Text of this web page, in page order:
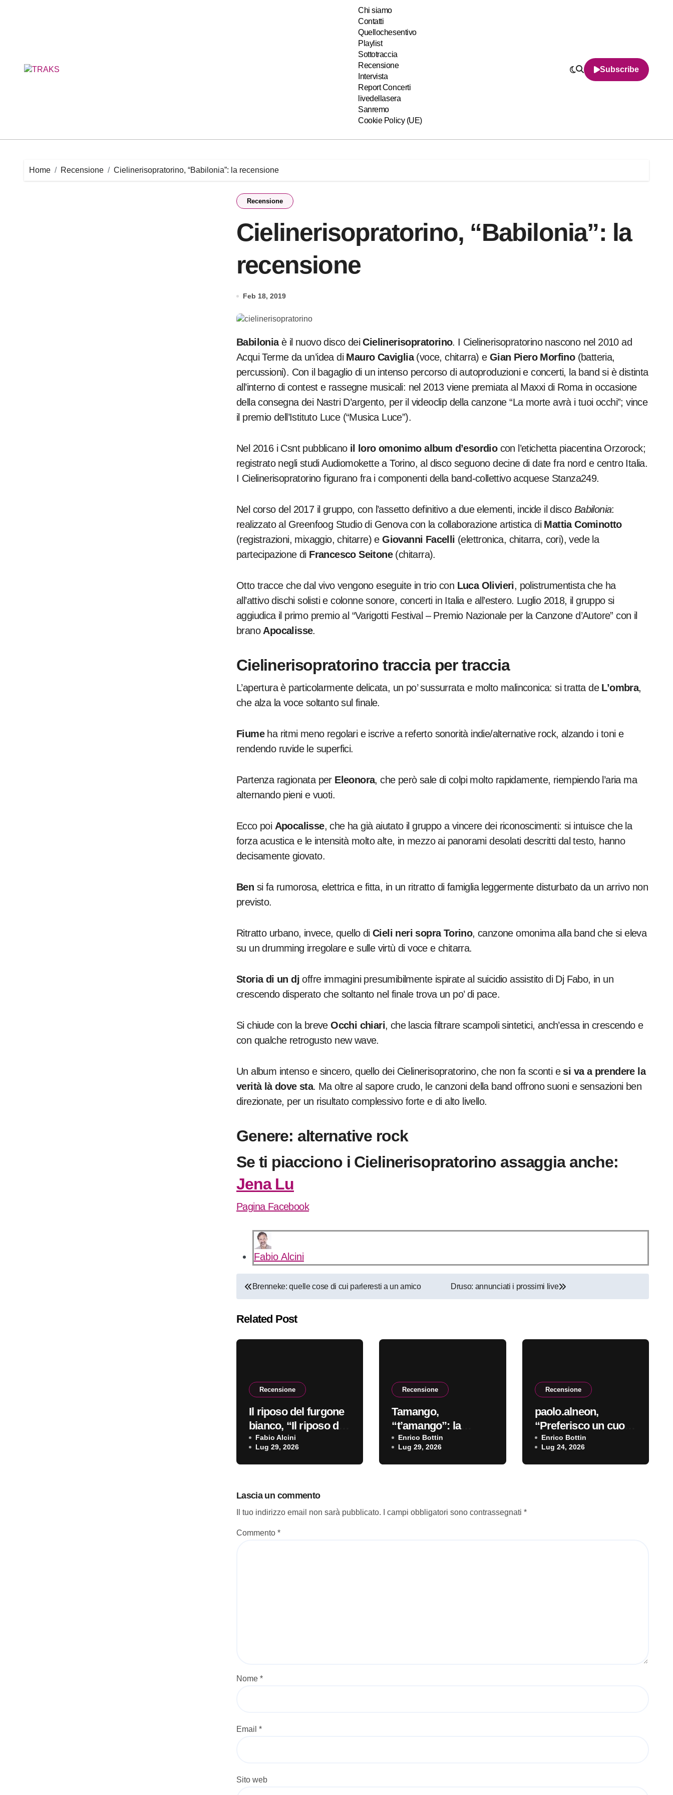
Chi siamo
Contatti
Quellochesentivo
Playlist
Sottotraccia
Recensione
Intervista
Report Concerti
livedellasera
Sanremo
Cookie Policy (UE)
Subscribe
Home Recensione Cielinerisopratorino, “Babilonia”: la recensione
Recensione
Cielinerisopratorino, “Babilonia”: la
recensione
Feb 18, 2019
Babiloniaè il nuovo disco deiCielinerisopratorino. I Cielinerisopratorino nascono nel 2010 ad
Acqui Terme da un’idea di Mauro Caviglia(voce, chitarra) eGian Piero Morfino(batteria,
percussioni). Con il bagaglio di un intenso percorso di autoproduzioni e concerti, la band si è distinta
all’interno di contest e rassegne musicali: nel 2013 viene premiata al Maxxi di Roma in occasione
della consegna dei Nastri D’argento, per il videoclip della canzone “La morte avrà i tuoi occhi”; vince
il premio dell’Istituto Luce (“Musica Luce”).
Nel 2016 i Csnt pubblicano il loro omonimo album d’esordiocon l’etichetta piacentina Orzorock;
registrato negli studi Audiomokette a Torino, al disco seguono decine di date fra nord e centro Italia.
I Cielinerisopratorino figurano fra i componenti della band-collettivo acquese Stanza249.
Nel corso del 2017 il gruppo, con l’assetto definitivo a due elementi, incide il disco Babilonia:
realizzato al Greenfoog Studio di Genova con la collaborazione artistica di Mattia Cominotto
(registrazioni, mixaggio, chitarre) eGiovanni Facelli (elettronica, chitarra, cori), vede la
partecipazione di Francesco Seitone(chitarra).
Otto tracce che dal vivo vengono eseguite in trio con Luca Olivieri, polistrumentista che ha
all’attivo dischi solisti e colonne sonore, concerti in Italia e all’estero. Luglio 2018, il gruppo si
aggiudica il primo premio al “Varigotti Festival – Premio Nazionale per la Canzone d’Autore” con il
brano Apocalisse.
Cielinerisopratorino traccia per traccia
L’apertura è particolarmente delicata, un po’ sussurrata e molto malinconica: si tratta de L’ombra,
che alza la voce soltanto sul finale.
Fiumeha ritmi meno regolari e iscrive a referto sonorità indie/alternative rock, alzando i toni e
rendendo ruvide le superfici.
Partenza ragionata per Eleonora, che però sale di colpi molto rapidamente, riempiendo l’aria ma
alternando pieni e vuoti.
Ecco poi Apocalisse, che ha già aiutato il gruppo a vincere dei riconoscimenti: si intuisce che la
forza acustica e le intensità molto alte, in mezzo ai panorami desolati descritti dal testo, hanno
decisamente giovato.
Ben si fa rumorosa, elettrica e fitta, in un ritratto di famiglia leggermente disturbato da un arrivo non
previsto.
Ritratto urbano, invece, quello di Cieli neri sopra Torino, canzone omonima alla band che si eleva
su un drumming irregolare e sulle virtù di voce e chitarra.
Storia di un dj offre immagini presumibilmente ispirate al suicidio assistito di Dj Fabo, in un
crescendo disperato che soltanto nel finale trova un po’ di pace.
Si chiude con la breveOcchi chiari, che lascia filtrare scampoli sintetici, anch’essa in crescendo e
con qualche retrogusto new wave.
Un album intenso e sincero, quello dei Cielinerisopratorino, che non fa sconti e si va a prendere la
verità là dove sta. Ma oltre al sapore crudo, le canzoni della band offrono suoni e sensazioni ben
direzionate, per un risultato complessivo forte e di alto livello.
Genere: alternative rock
Se ti piacciono i Cielinerisopratorino assaggia anche:
Jena Lu
Pagina Facebook
Fabio Alcini
Navigazione
Brenneke: quelle cose di cui parleresti a un amico Druso: annunciati i prossimi live
Related Post
Recensione
Il riposo del furgone
bianco, “Il riposo del
furgone bianco”: la
recensione
Fabio Alcini
Lug 29, 2026
Recensione
Tamango,
“t’amango”: la
recensione
Enrico Bottin
Lug 29, 2026
Recensione
paolo.alneon,
“Preferisco un cuore
robotico”: la
recensione
Enrico Bottin
Lug 24, 2026
Lascia un commento
Il tuo indirizzo email non sarà pubblicato. I campi obbligatori sono contrassegnati *
Commento *
Nome *
Email *
Sito web